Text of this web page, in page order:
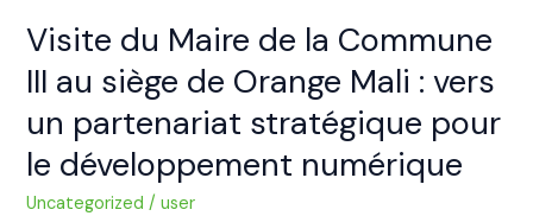
Visite du Maire de la Commune
III au siège de Orange Mali : vers
un partenariat stratégique pour
le développement numérique
Uncategorized /user
:
vers
partenariat
stratégique
pour
le